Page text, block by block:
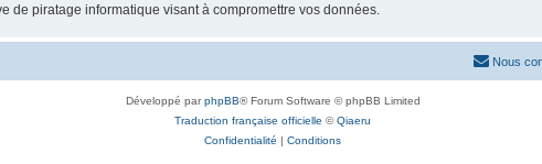
de piratage informatique visant à compromettre vos données.
Nous
Développé parphpBB® Forum Software © phpBB Limited
Traduction française officielle ©Qiaeru
Confidentialité | Conditions